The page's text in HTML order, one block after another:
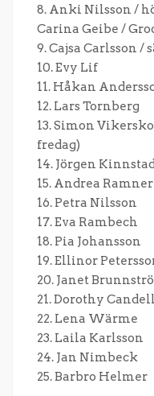
8. Anki Nilsson /
Carina Geibe /
9. Cajsa Carlsson /
10. Evy Lif
11. Håkan
12. Lars Tornberg
13. Simon
fredag)
14. Jörgen
15. Andrea
16. Petra Nilsson
17. Eva Rambech
18. Pia Johansson
19. Ellinor
20. Janet
21. Dorothy Candell
22. Lena Wärme
23. Laila Karlsson
24. Jan Nimbeck
25. Barbro Helmer